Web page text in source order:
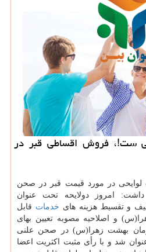
ست!، فروش اقساطی قبر در
در مورد قیمت قبر در صحن
امروز دولایحه تحت عنوان
و تقسیط هزینه های خدمات قابل
و اصلاحیه مصوبه تعیین بهای
بهشت زهرا(س) در صحن علنی
شد و با رأی مثبت اكثریت اعضا